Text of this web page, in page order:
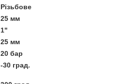
Різьбове
25 мм
1"
25 мм
20 бар
-30 град.